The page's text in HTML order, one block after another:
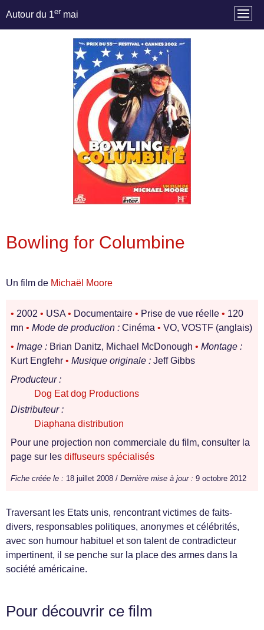
Autour du 1er mai
Bowling for Columbine
Un film de Michaël Moore
• 2002 • USA • Documentaire • Prise de vue réelle • 120
mn • Mode de production : Cinéma • VO, VOSTF (anglais)
• Image : Brian Danitz, Michael McDonough • Montage :
Kurt Engfehr • Musique originale : Jeff Gibbs
Producteur :
Dog Eat dog Productions
Distributeur :
Diaphana distribution
Pour une projection non commerciale du film, consulter la
page sur les diffuseurs spécialisés
Fiche créée le : 18 juillet 2008 / Dernière mise à jour : 9 octobre 2012
Traversant les Etats unis, rencontrant victimes de faits-
divers, responsables politiques, anonymes et célébrités,
avec son humour habituel et son talent de contradicteur
impertinent, il se penche sur la place des armes dans la
société américaine.
Pour découvrir ce film